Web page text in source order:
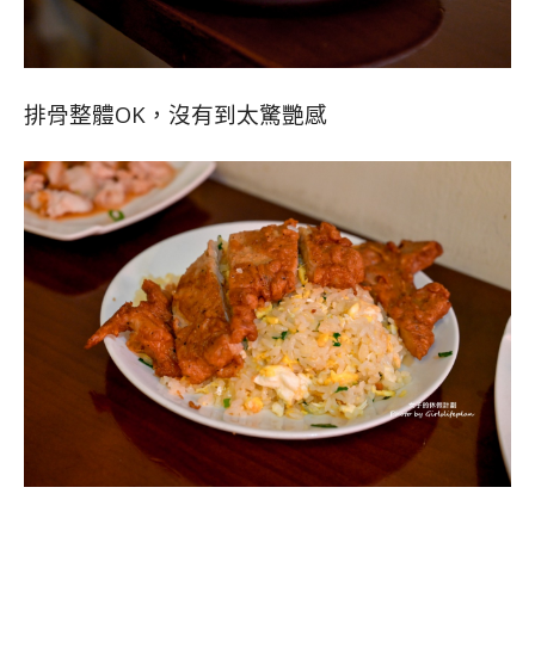
排骨整體OK，沒有到太驚艷感